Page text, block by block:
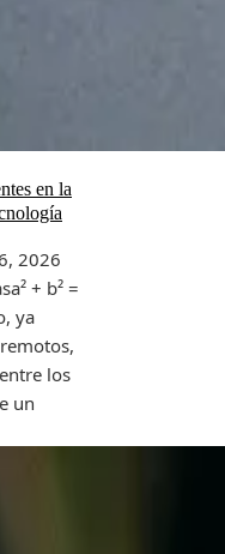
en la
2026
+ b² =
ya
los
un